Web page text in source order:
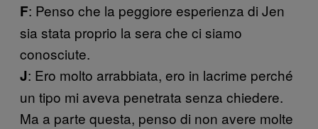
F: Penso che la peggiore esperienza di Jen
sia stata proprio la sera che ci siamo
conosciute.
J: Ero molto arrabbiata, ero in lacrime perché
un tipo mi aveva penetrata senza chiedere.
Ma a parte questa, penso di non avere molte